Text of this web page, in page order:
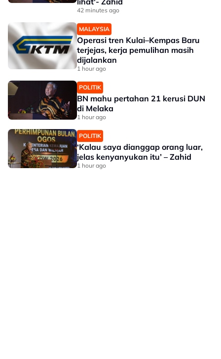
42 minutes ago
MALAYSIA
Operasi tren Kulai–Kempas Baru
terjejas, kerja pemulihan masih
dijalankan
1 hour ago
POLITIK
BN mahu pertahan 21 kerusi DUN
di Melaka
1 hour ago
POLITIK
‘Kalau saya dianggap orang luar,
jelas kenyanyukan itu’ – Zahid
1 hour ago